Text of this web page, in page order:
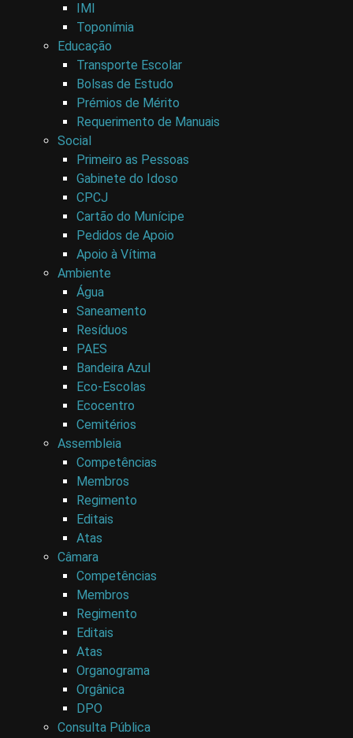
IMI
Toponímia
Educação
Transporte Escolar
Bolsas de Estudo
Prémios de Mérito
Requerimento de Manuais
Social
Primeiro as Pessoas
Gabinete do Idoso
CPCJ
Cartão do Munícipe
Pedidos de Apoio
Apoio à Vítima
Ambiente
Água
Saneamento
Resíduos
PAES
Bandeira Azul
Eco-Escolas
Ecocentro
Cemitérios
Assembleia
Competências
Membros
Regimento
Editais
Atas
Câmara
Competências
Membros
Regimento
Editais
Atas
Organograma
Orgânica
DPO
Consulta Pública